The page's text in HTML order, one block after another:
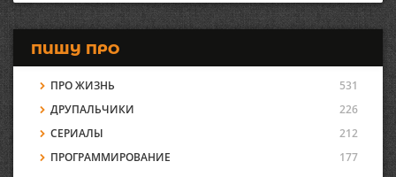
ПИШУ ПРО
ПРО ЖИЗНЬ
531
ДРУПАЛЬЧИКИ
226
СЕРИАЛЫ
212
ПРОГРАММИРОВАНИЕ
177